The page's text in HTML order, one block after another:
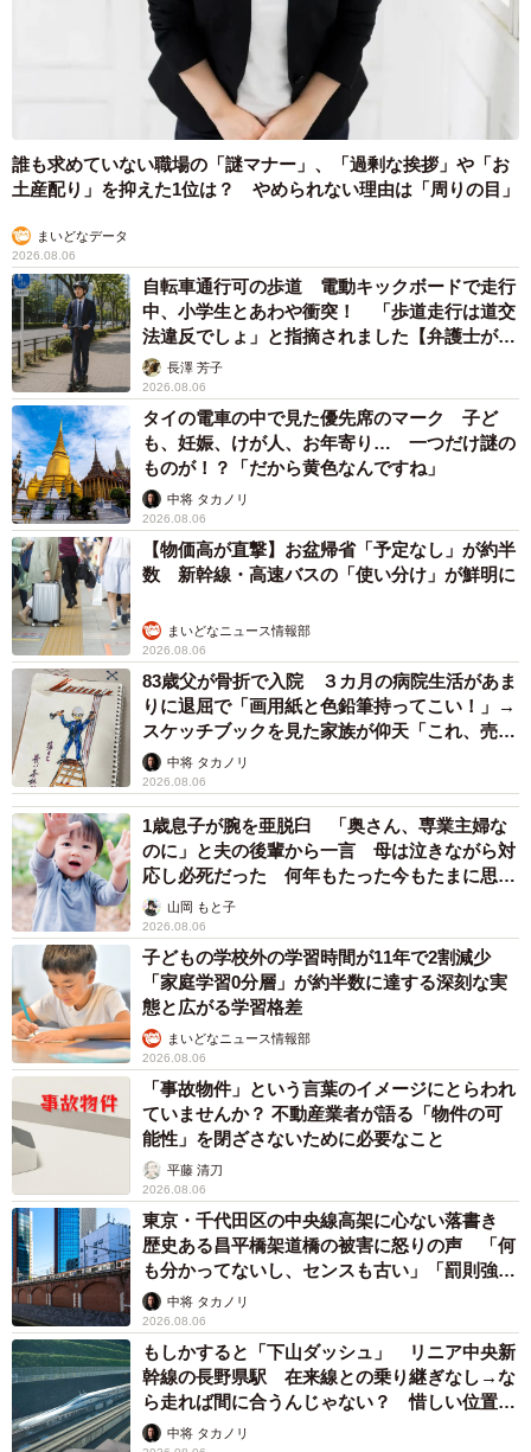
誰も求めていない職場の「謎マナー」、「過剰な挨拶」や「お
土産配り」を抑えた1位は？ やめられない理由は「周りの目」
まいどなデータ
2026.08.06
自転車通行可の歩道 電動キックボードで走行
中、小学生とあわや衝突！ 「歩道走行は道交
法違反でしょ」と指摘されました【弁護士が解
説】長澤 芳子
2026.08.06
タイの電車の中で見た優先席のマーク 子ど
も、妊娠、けが人、お年寄り… 一つだけ謎の
ものが！？「だから黄色なんですね」
中将 タカノリ
2026.08.06
【物価高が直撃】お盆帰省「予定なし」が約半
数 新幹線・高速バスの「使い分け」が鮮明に
まいどなニュース情報部
2026.08.06
83歳父が骨折で入院 ３カ月の病院生活があま
りに退屈で「画用紙と色鉛筆持ってこい！」→
スケッチブックを見た家族が仰天「これ、売れ
ますよ…」
中将 タカノリ
2026.08.06
1歳息子が腕を亜脱臼 「奥さん、専業主婦な
のに」と夫の後輩から一言 母は泣きながら対
応し必死だった 何年もたった今もたまに思い
出し…山岡 もと子
2026.08.06
子どもの学校外の学習時間が11年で2割減少
「家庭学習0分層」が約半数に達する深刻な実
態と広がる学習格差
まいどなニュース情報部
2026.08.06
「事故物件」という言葉のイメージにとらわれ
ていませんか？ 不動産業者が語る「物件の可
能性」を閉ざさないために必要なこと
平藤 清刀
2026.08.06
東京・千代田区の中央線高架に心ない落書き
歴史ある昌平橋架道橋の被害に怒りの声 「何
も分かってないし、センスも古い」「罰則強化
して」中将 タカノリ
2026.08.06
もしかすると「下山ダッシュ」 リニア中央新
幹線の長野県駅 在来線との乗り継ぎなし→な
ら走れば間に合うんじゃない？ 惜しい位置関
係が反響
中将 タカノリ